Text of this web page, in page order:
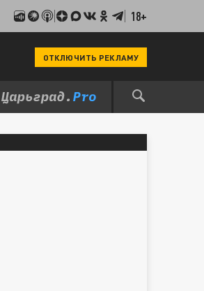
18+
ОТКЛЮЧИТЬ РЕКЛАМУ